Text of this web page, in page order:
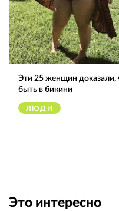
Эти 25 женщин доказали,
быть в бикини
ЛЮДИ
Это интересно